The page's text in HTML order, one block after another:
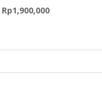
Original
Rp2,100,000.
Rp1,900,000Current
Rp1,900,000.